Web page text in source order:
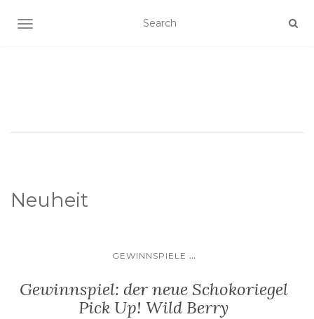
SCHALTE NAVIGATION
Neuheit
GEWINNSPIELE ...
Gewinnspiel: der neue Schokoriegel
Pick Up! Wild Berry